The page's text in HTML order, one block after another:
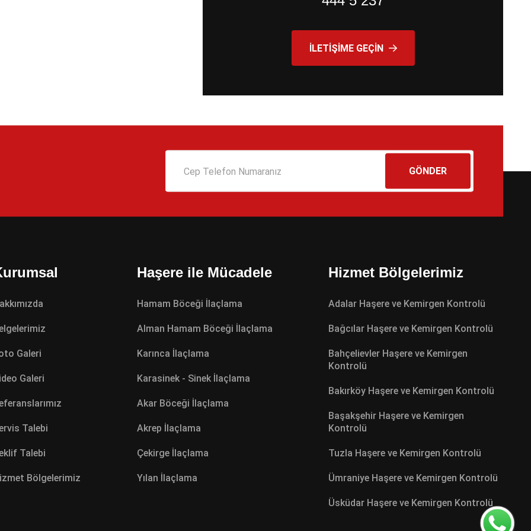
İLETIŞIME GEÇIN
GÖNDER
Galeri
Galeri
Talebi
Talebi
Bölgelerimiz
Haşere ile Mücadele
Hamam Böceği İlaçlama
Alman Hamam Böceği İlaçlama
Karınca İlaçlama
Karasinek - Sinek İlaçlama
Akar Böceği İlaçlama
Akrep İlaçlama
Çekirge İlaçlama
Yılan İlaçlama
Hizmet Bölgelerimiz
Adalar Haşere ve Kemirgen Kontrolü
Bağcılar Haşere ve Kemirgen Kontrolü
Bahçelievler Haşere ve Kemirgen
Kontrolü
Bakırköy Haşere ve Kemirgen Kontrolü
Başakşehir Haşere ve Kemirgen
Kontrolü
Tuzla Haşere ve Kemirgen Kontrolü
Ümraniye Haşere ve Kemirgen Kontrolü
Üsküdar Haşere ve Kemirgen Kontrolü